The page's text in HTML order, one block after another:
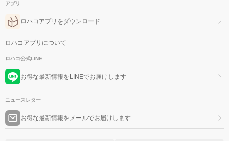
アプリ
ロハコアプリをダウンロード
ロハコアプリについて
ロハコ公式LINE
お得な最新情報をLINEでお届けします
ニュースレター
お得な最新情報をメールでお届けします